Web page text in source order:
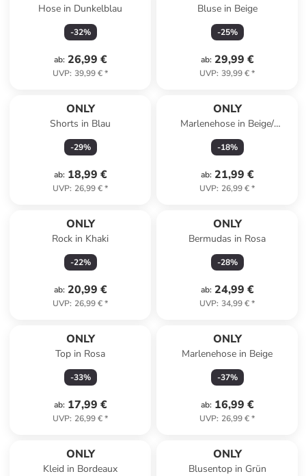
Hose in Dunkelblau
-32%
ab: 26,99 €
UVP: 39,99 €*
Bluse in Beige
-25%
ab: 29,99 €
UVP: 39,99 €*
ONLY
Shorts in Blau
-29%
ab: 18,99 €
UVP: 26,99 €*
ONLY
Marlenehose in Beige/
Schwarz
-18%
ab: 21,99 €
UVP: 26,99 €*
ONLY
Rock in Khaki
-22%
ab: 20,99 €
UVP: 26,99 €*
ONLY
Bermudas in Rosa
-28%
ab: 24,99 €
UVP: 34,99 €*
ONLY
Top in Rosa
-33%
ab: 17,99 €
UVP: 26,99 €*
ONLY
Marlenehose in Beige
-37%
ab: 16,99 €
UVP: 26,99 €*
ONLY
Kleid in Bordeaux
ONLY
Blusentop in Grün